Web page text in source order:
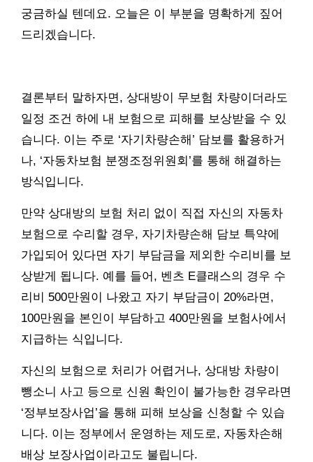
궁금하실 텐데요. 오늘은 이 부분을 명확하게 짚어
드리겠습니다.
결론부터 말하자면, 상대방이 무보험 차량이더라도
일정 조건 하에 내 보험으로 피해를 보상받을 수 있
습니다. 이는 주로 ‘자기차량손해’ 담보를 활용하거
나, ‘자동차보험 분쟁조정위원회’를 통해 해결하는
방식입니다.
만약 상대방의 보험 처리 없이 직접 자신의 자동차
보험으로 수리할 경우, 자기차량손해 담보 특약에
가입되어 있다면 자기 부담금을 제외한 수리비를 보
상받게 됩니다. 예를 들어, 벤츠 E클래스의 경우 수
리비 500만원이 나왔고 자기 부담금이 20%라면,
100만원을 본인이 부담하고 400만원을 보험사에서
지급하는 식입니다.
자신의 보험으로 처리가 어렵거나, 상대방 차량이
뺑소니 사고 등으로 신원 확인이 불가능한 경우라면
‘정부보장사업’을 통해 피해 보상을 신청할 수 있습
니다. 이는 정부에서 운영하는 제도로, 자동차손해
배상 보장사업이라고도 불립니다.